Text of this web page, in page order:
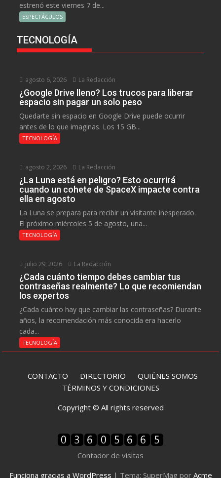
estrenó este viernes 7 de...
ESPECTÁCULOS
TECNOLOGÍA
agosto 6, 2026 La Redacción
¿Google Drive lleno? Los trucos para liberar
espacio sin pagar un solo peso
Quedarte sin espacio en Google Drive puede ocurrir
antes de lo que imaginas. Los 15 GB...
TECNOLOGÍA
agosto 2, 2026 La Redacción
¿La Luna está en peligro? Esto ocurrirá
cuando un cohete de SpaceX impacte contra
ella en agosto
La Luna se prepara para recibir un visitante inesperado.
El próximo miércoles 5 de agosto, una...
TECNOLOGÍA
julio 29, 2026 La Redacción
¿Cada cuánto tiempo debes cambiar tus
contraseñas realmente? Lo que recomiendan
los expertos
¿Cada cuánto hay que cambiar las contraseñas? Durante
años, la recomendación más conocida era hacerlo
cada...
TECNOLOGÍA
CONTACTO DIRECTORIO QUIÉNES SOMOS
TÉRMINOS Y CONDICIONES
Copyright © All rights reserved
Contador de visitas
Funciona gracias a WordPress | Tema: SuperMag por Acme